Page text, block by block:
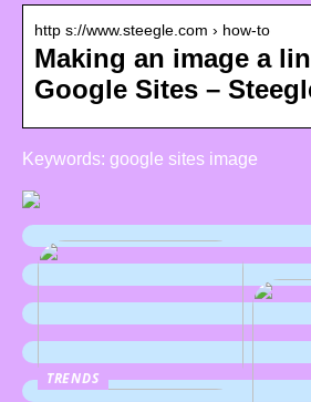
http s://www.steegle.com › how-to
Making an image a
Google Sites –
Keywords: google sites image
TRENDS